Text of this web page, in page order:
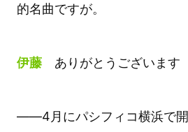
的名曲ですが。
伊藤ありがとうございます（
――4月にパシフィコ横浜で開